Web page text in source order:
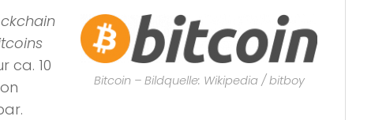
Bitcoin – Bildquelle: Wikipedia / bitboy
ca. 10